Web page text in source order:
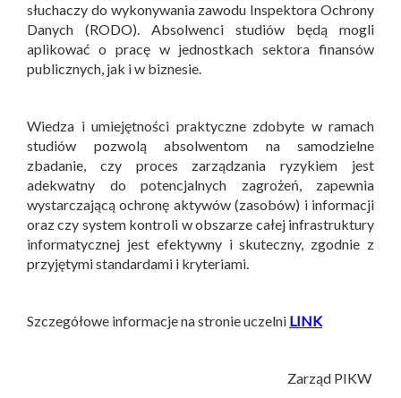
słuchaczy do wykonywania zawodu Inspektora Ochrony
Danych (RODO). Absolwenci studiów będą mogli
aplikować o pracę w jednostkach sektora finansów
publicznych, jak i w biznesie.
Wiedza i umiejętności praktyczne zdobyte w ramach
studiów pozwolą absolwentom na samodzielne
zbadanie, czy proces zarządzania ryzykiem jest
adekwatny do potencjalnych zagrożeń, zapewnia
wystarczającą ochronę aktywów (zasobów) i informacji
oraz czy system kontroli w obszarze całej infrastruktury
informatycznej jest efektywny i skuteczny, zgodnie z
przyjętymi standardami i kryteriami.
Szczegółowe informacje na stronie uczelni LINK
Zarząd PIKW